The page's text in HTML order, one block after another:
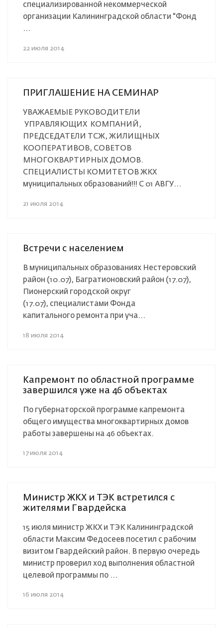
специализированной некоммерческой
организации Калининградской области "Фонд
...
22 июля 2014
ПРИГЛАШЕНИЕ НА СЕМИНАР
УВАЖАЕМЫЕ РУКОВОДИТЕЛИ
УПРАВЛЯЮЩИХ КОМПАНИЙ,
ПРЕДСЕДАТЕЛИ ТСЖ, ЖИЛИЩНЫХ
КООПЕРАТИВОВ, СОВЕТОВ
МНОГОКВАРТИРНЫХ ДОМОВ.
СПЕЦИАЛИСТЫ КОМИТЕТОВ ЖКХ
муниципальных образований!!! С 01 АВГУ...
21 июля 2014
Встречи с населением
В муниципальных образованиях Нестеровский
район (10.07), Багратионовский район (17.07),
Пионерский городской округ
(17.07), специалистами Фонда
капитального ремонта при уча...
18 июля 2014
Капремонт по областной программе
завершился уже на 46 объектах
По губернаторской программе капремонта
общего имущества многоквартирных домов
работы завершены на 46 объектах.
17 июля 2014
Министр ЖКХ и ТЭК встретился с
жителями Гвардейска
15 июля министр ЖКХ и ТЭК Калининградской
области Максим Федосеев посетил с рабочим
визитом Гвардейский район. В первую очередь
министр проверил ход выполнения областной
целевой программы по ...
16 июля 2014